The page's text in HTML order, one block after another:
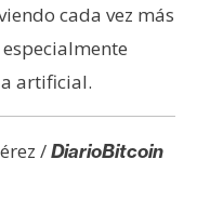
cada vez más
artificial.
/DiarioBitcoin